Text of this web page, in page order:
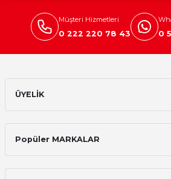
Müşteri Hizmetleri
0 222 220 78 43 0
ÜYELİK
Popüler MARKALAR